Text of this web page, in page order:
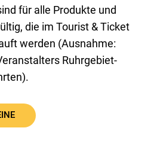
für alle Produkte und
die im Tourist & Ticket
werden (Ausnahme:
Ruhrgebiet-